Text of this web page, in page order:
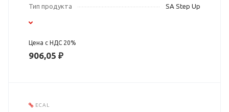
Тип продукта
SA Step Up
Цена с НДС 20%
906,05 ₽
ECAL